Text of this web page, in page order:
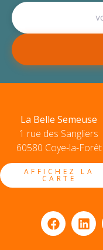
La Belle Semeuse
1 rue des Sangliers
60580 Coye-la-Forêt
AFFICHEZ LA
CARTE